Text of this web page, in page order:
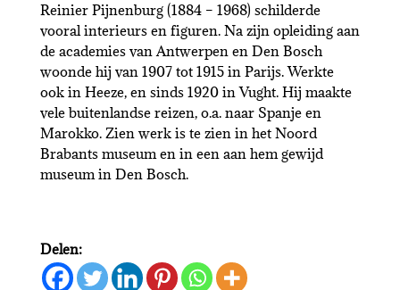
Reinier Pijnenburg (1884 – 1968) schilderde
vooral interieurs en figuren. Na zijn opleiding aan
de academies van Antwerpen en Den Bosch
woonde hij van 1907 tot 1915 in Parijs. Werkte
ook in Heeze, en sinds 1920 in Vught. Hij maakte
vele buitenlandse reizen, o.a. naar Spanje en
Marokko. Zien werk is te zien in het Noord
Brabants museum en in een aan hem gewijd
museum in Den Bosch.
Delen: